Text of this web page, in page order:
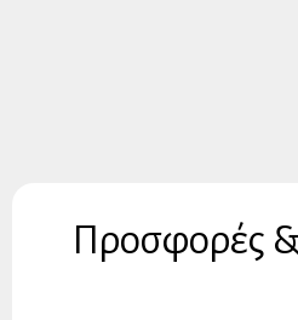
Προσφορές